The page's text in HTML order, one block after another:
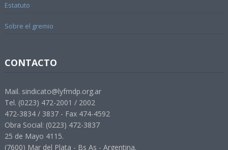
Estatuto
Sobre el gremio
CONTACTO
Mail. sindicato@lyfmdp.org.ar
Tel. (0223) 472-2001 / 2002
472-3834 / 3837 - Fax 474-4592
Obra Social: (0223) 472-3837
25 de Mayo 4115.
(7600) Mar del Plata - Bs As - Argentina.